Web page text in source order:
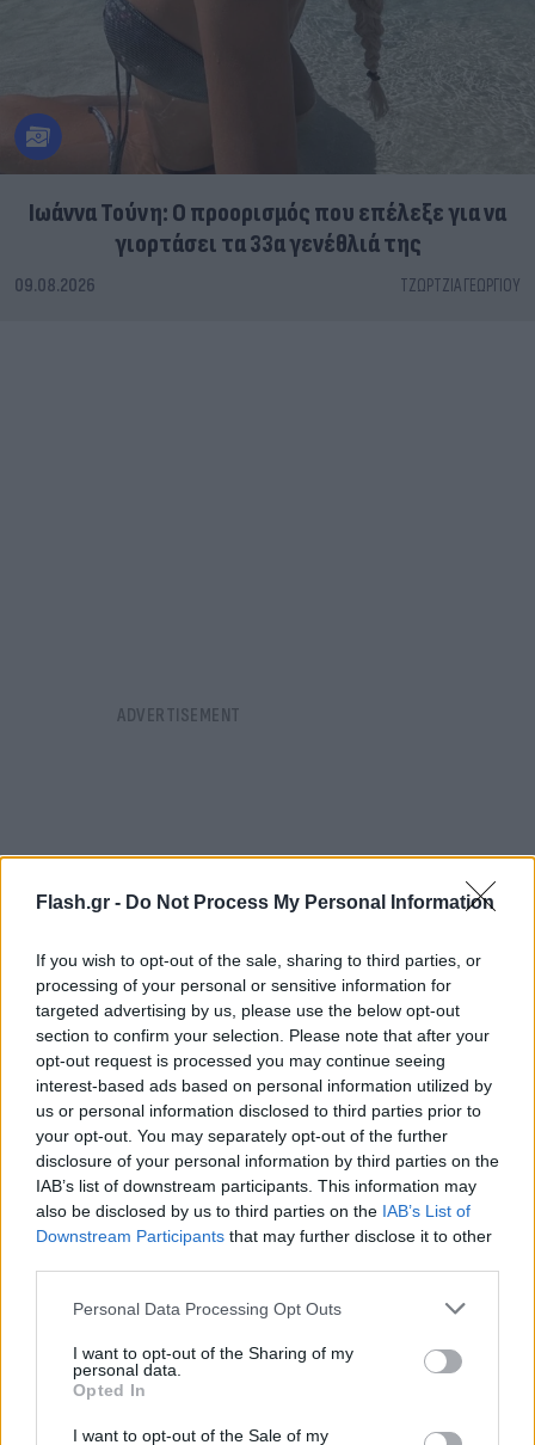
Flash.gr - Do Not Process My Personal Information
If you wish to opt-out of the sale, sharing to third parties, or
processing of your personal or sensitive information for
targeted advertising by us, please use the below opt-out
section to confirm your selection. Please note that after your
opt-out request is processed you may continue seeing
interest-based ads based on personal information utilized by
us or personal information disclosed to third parties prior to
your opt-out. You may separately opt-out of the further
disclosure of your personal information by third parties on the
IAB’s list of downstream participants. This information may
also be disclosed by us to third parties on the IAB’s List of
Downstream Participants that may further disclose it to other
Please note that this website/app uses one or more Google
not limited to your visit or usage behaviour. You may click to
grant or deny consent to Google and its third-party tags to
use your data for below specified purposes in below Google
consent section.
Personal Data Processing Opt Outs
I want to opt-out of the Sharing of my
personal data.
Opted In
I want to opt-out of the Sale of my
Ιωάννα Τούνη: Ο προορισμός που επέλεξε για να
γιορτάσει τα 33α γενέθλιά της
09.08.2026 ΤΖΏΡΤΖΙΑ ΓΕΩΡΓΊΟΥ
FLASH FOCUS